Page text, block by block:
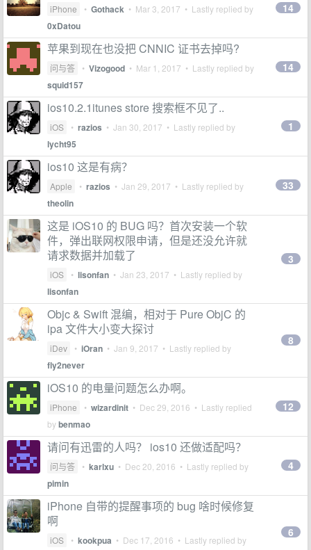
iPhone • Gothack • Mar 3, 2017 • Lastly replied by
0xDatou
14
苹果到现在也没把 CNNIC 证书去掉吗?
问与答 • Vizogood • Mar 1, 2017 • Lastly replied by
squid157
14
ios10.2.1itunes store 搜索框不见了..
iOS • razios • Jan 30, 2017 • Lastly replied by
lycht95
1
ios10 这是有病？
Apple • razios • Jan 29, 2017 • Lastly replied by
theolin
33
这是 iOS10 的 BUG 吗？首次安装一个软
件，弹出联网权限申请，但是还没允许就
请求数据并加载了
iOS • lisonfan • Jan 23, 2017 • Lastly replied by
lisonfan
3
Objc & Swift 混编，相对于 Pure ObjC 的
ipa 文件大小变大探讨
iDev • iOran • Jan 9, 2017 • Lastly replied by
fly2never
8
iOS10 的电量问题怎么办啊。
iPhone • wizardinit • Dec 29, 2016 • Lastly replied
bybenmao
12
请问有迅雷的人吗？ ios10 还做适配吗？
问与答 • karlxu • Dec 20, 2016 • Lastly replied by
pimin
4
iPhone 自带的提醒事项的 bug 啥时候修复
啊
iOS • kookpua • Dec 17, 2016 • Lastly replied by
6